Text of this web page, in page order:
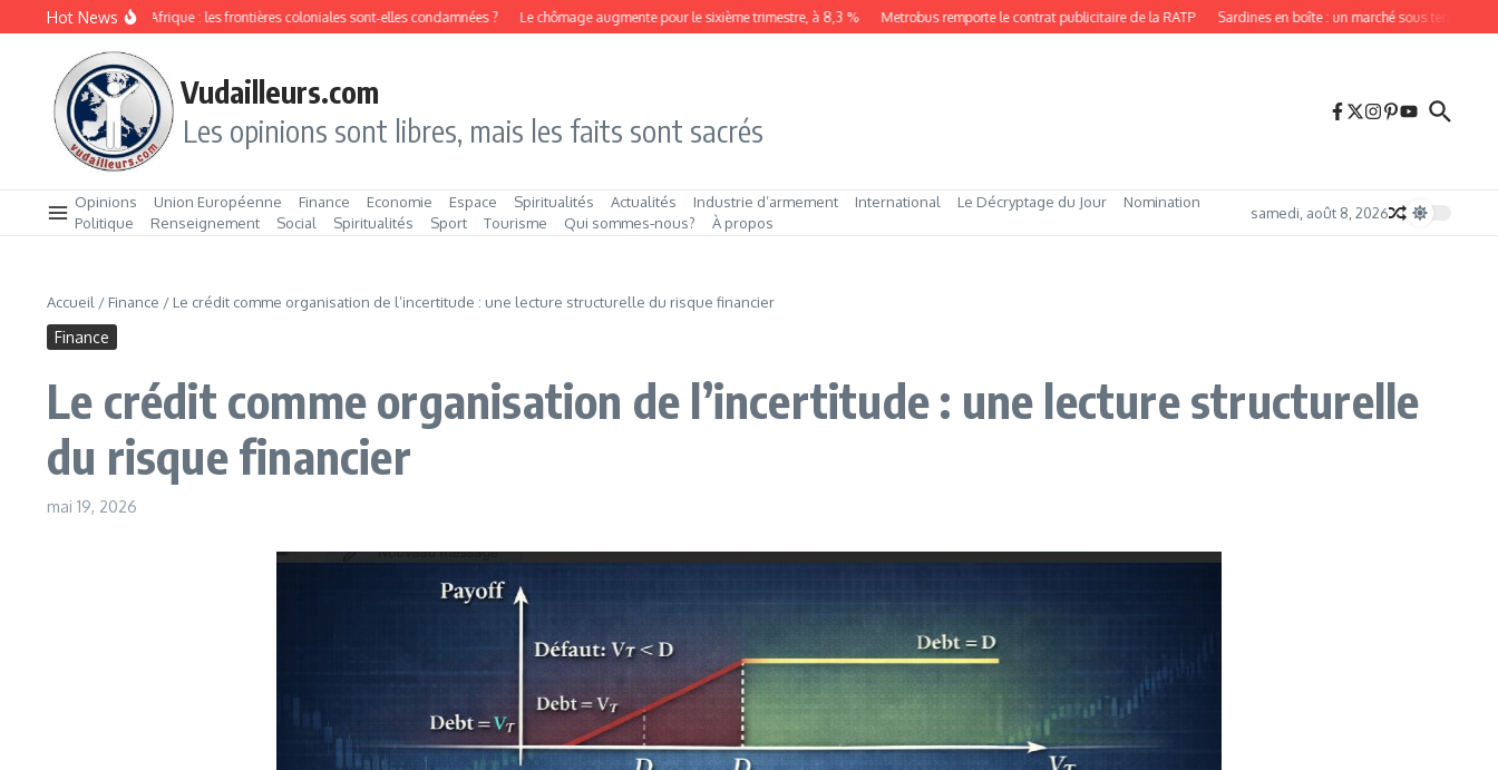
Aller au contenu
Hot News
ethnique en Afrique : les frontières coloniales sont‑elles condamnées ? Le chômage augmente pour le sixième trimestre, à 8,3 % Metrobus remporte le contrat publicitaire de la RATP Sardines en boîte : un marché sous tension, porté par
Vudailleurs.com
Les opinions sont libres, mais les faits sont sacrés
Opinions Union Européenne Finance Economie Espace Spiritualités Actualités Industrie d’armement International Le Décryptage du Jour
Nomination
Politique
Renseignement Social Spiritualités Sport Tourisme Qui sommes‑nous? À propos
samedi, août 8, 2026
Accueil / Finance / Le crédit comme organisation de l’incertitude : une lecture structurelle du risque financier
Finance
Le crédit comme organisation de l’incertitude : une lecture structurelle
du risque financier
mai 19, 2026